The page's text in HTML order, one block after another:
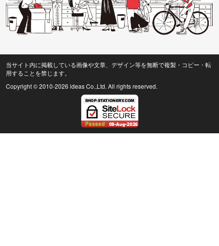
当サイト内に掲載している画像や文章、デザイン等を無断で複製・コピー・転
用することを禁じます。
Copyright © 2010-2026 ideas Co.,Ltd. All rights reserved.